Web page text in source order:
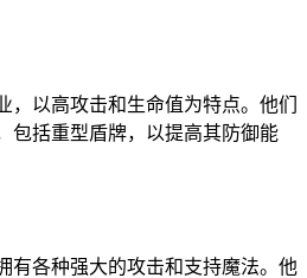
，以高攻击和生命值为特点。他们
包括重型盾牌，以提高其防御能
有各种强大的攻击和支持魔法。他